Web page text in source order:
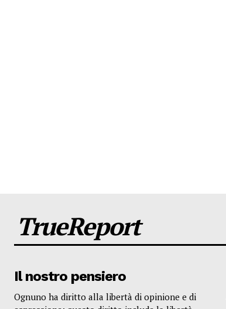
TrueReport
Il nostro pensiero
Ognuno ha diritto alla libertà di opinione e di